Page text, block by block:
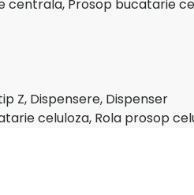
centrala, Prosop bucatarie
Z, Dispensere, Dispenser
celuloza, Rola prosop